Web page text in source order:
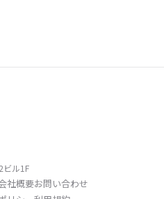
ビル1F
社概要お問い合わせ